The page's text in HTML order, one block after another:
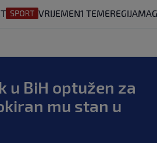
VRIJEMEN1 TEMEREGIJA
u BiH optužen za
mu stan u